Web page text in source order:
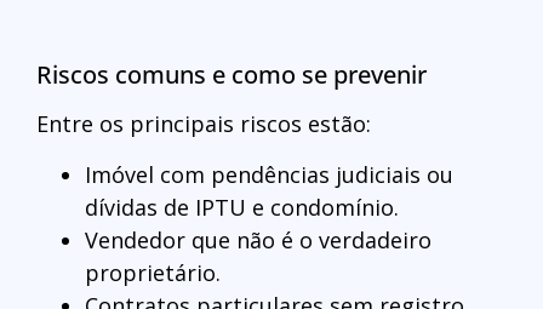
Riscos comuns e como se prevenir
Entre os principais riscos estão:
Imóvel com pendências judiciais ou
dívidas de IPTU e condomínio.
Vendedor que não é o verdadeiro
proprietário.